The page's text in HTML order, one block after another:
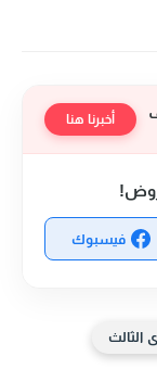
أخبرنا هنا
فيسبوك